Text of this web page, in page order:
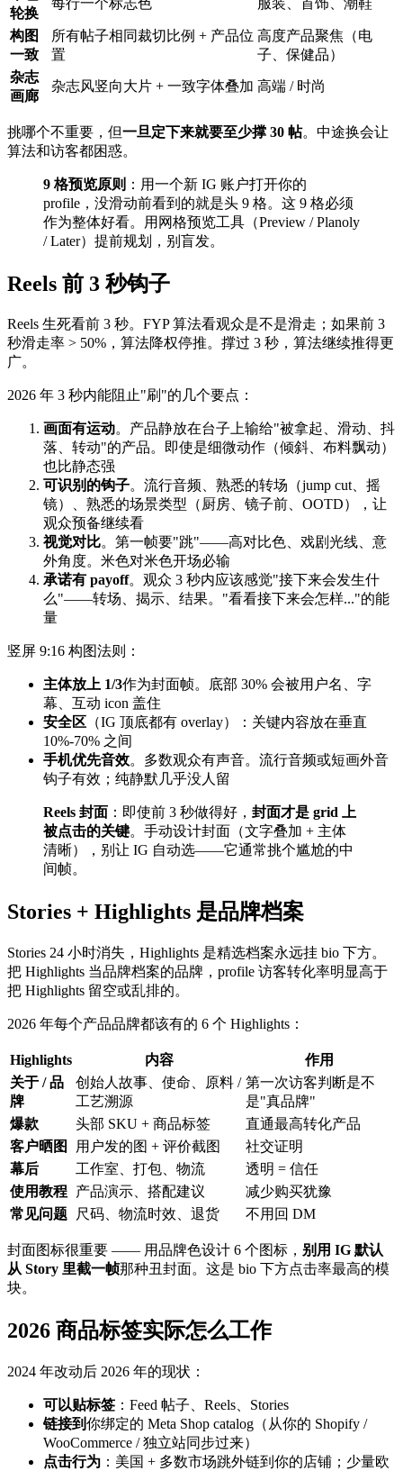
轮换
构图
一致
所有帖子相同裁切比例 + 产品位
置
高度产品聚焦（电
子、保健品）
杂志
画廊
杂志风竖向大片 + 一致字体叠加 高端 / 时尚
挑哪个不重要，但一旦定下来就要至少撑 30 帖。中途换会让
算法和访客都困惑。
9 格预览原则 ：用一个新 IG 账户打开你的
profile，没滑动前看到的就是头 9 格。这 9 格必须
作为整体好看。用网格预览工具（Preview / Planoly
/ Later）提前规划，别盲发。
Reels 前 3 秒钩子
Reels 生死看前 3 秒。FYP 算法看观众是不是滑走；如果前 3
秒滑走率 > 50%，算法降权停推。撑过 3 秒，算法继续推得更
广。
2026 年 3 秒内能阻止"刷"的几个要点：
画面有运动。产品静放在台子上输给"被拿起、滑动、抖
落、转动"的产品。即使是细微动作（倾斜、布料飘动）
也比静态强
可识别的钩子。流行音频、熟悉的转场（jump cut、摇
镜）、熟悉的场景类型（厨房、镜子前、OOTD），让
观众预备继续看
视觉对比。第一帧要"跳"——高对比色、戏剧光线、意
外角度。米色对米色开场必输
承诺有 payoff。观众 3 秒内应该感觉"接下来会发生什
么"——转场、揭示、结果。"看看接下来会怎样..."的能
量
竖屏 9:16 构图法则：
主体放上 1/3作为封面帧。底部 30% 会被用户名、字
幕、互动 icon 盖住
安全区 （IG 顶底都有 overlay）：关键内容放在垂直
10%-70% 之间
手机优先音效。多数观众有声音。流行音频或短画外音
钩子有效；纯静默几乎没人留
Reels 封面 ：即使前 3 秒做得好， 封面才是 grid 上
被点击的关键。手动设计封面（文字叠加 + 主体
清晰），别让 IG 自动选——它通常挑个尴尬的中
间帧。
Stories + Highlights 是品牌档案
Stories 24 小时消失，Highlights 是精选档案永远挂 bio 下方。
把 Highlights 当品牌档案的品牌，profile 访客转化率明显高于
把 Highlights 留空或乱排的。
2026 年每个产品品牌都该有的 6 个 Highlights：
Highlights 内容
作用
关于 / 品
牌
创始人故事、使命、原料 /
工艺溯源
第一次访客判断是不
是"真品牌"
爆款
头部 SKU + 商品标签
直通最高转化产品
客户晒图
用户发的图 + 评价截图
社交证明
幕后
工作室、打包、物流
透明 = 信任
使用教程 产品演示、搭配建议
减少购买犹豫
常见问题
尺码、物流时效、退货 不用回 DM
封面图标很重要 —— 用品牌色设计 6 个图标， 别用 IG 默认
从 Story 里截一帧那种丑封面。这是 bio 下方点击率最高的模
块。
2026 商品标签实际怎么工作
2024 年改动后 2026 年的现状：
可以贴标签 ：Feed 帖子、Reels、Stories
链接到你绑定的 Meta Shop catalog（从你的 Shopify /
WooCommerce / 独立站同步过来）
点击行为 ：美国 + 多数市场跳外链到你的店铺；少量欧